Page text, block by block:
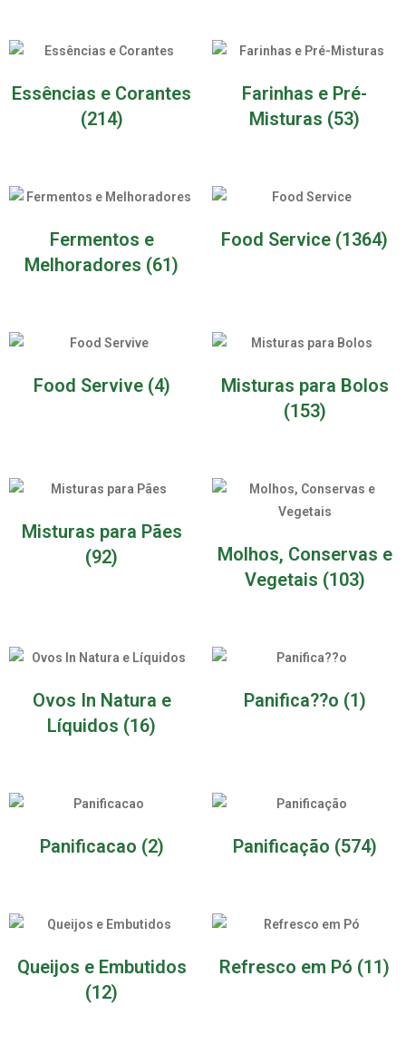
Essências e Corantes
(214)
Farinhas e Pré-
Misturas (53)
Fermentos e
Melhoradores (61)
Food Service (1364)
Food Servive (4)
Misturas para Bolos
(153)
Misturas para Pães
(92)
Molhos, Conservas e
Vegetais (103)
Ovos In Natura e
Líquidos (16)
Panifica??o (1)
Panificacao (2) Panificação (574)
Queijos e Embutidos
(12)
Refresco em Pó (11)